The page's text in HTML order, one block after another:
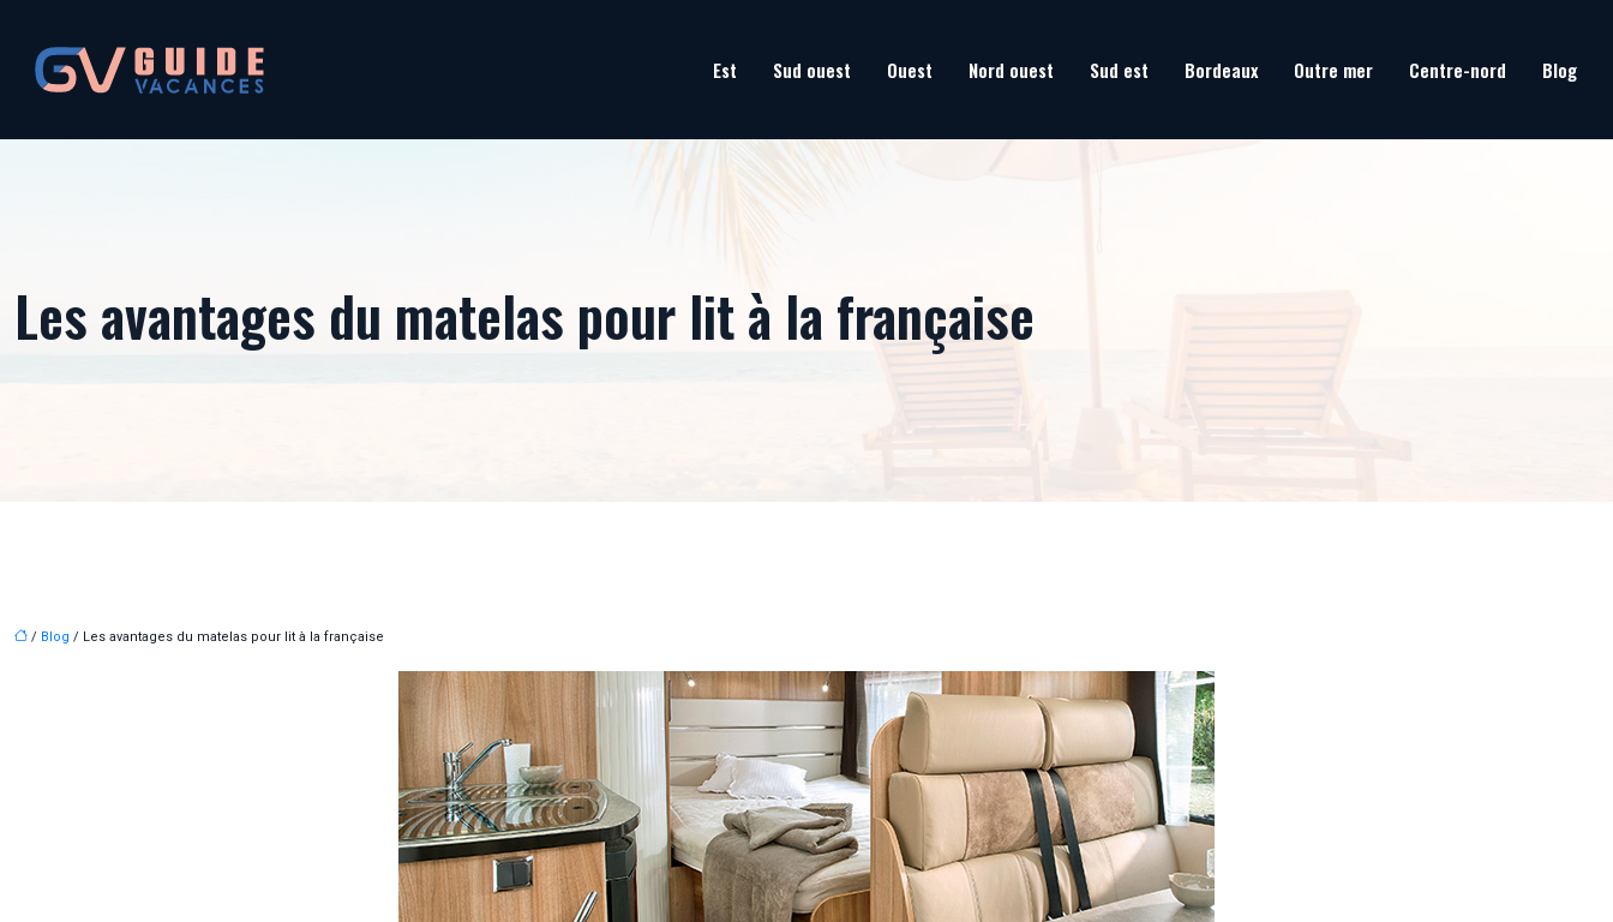
Est Sud ouest Ouest Nord ouest Sud est Bordeaux Outre mer Centre-nord Blog
Les avantages du matelas pour lit à la française
/ Blog / Les avantages du matelas pour lit à la française